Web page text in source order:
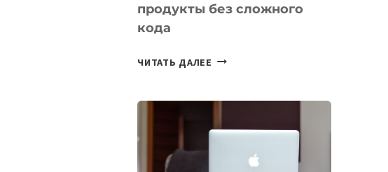
продукты без сложного
кода
ЧИТАТЬ ДАЛЕЕ
КОТОРЫЕ
СОЗДАВАТЬ